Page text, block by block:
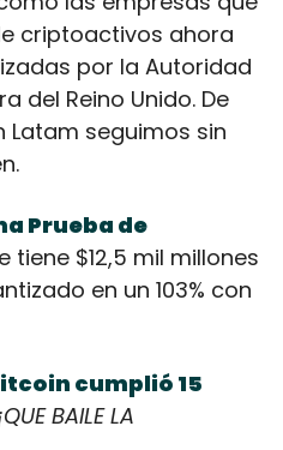
criptoactivos ahora
por la Autoridad
del Reino Unido. De
seguimos sin
Prueba de
tiene $12,5 mil millones
en un 103% con
cumplió 15
BAILE LA